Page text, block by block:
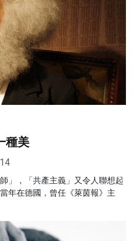
種美
」，「共產主義」又令人聯想起
年在德國，曾任《萊茵報》主